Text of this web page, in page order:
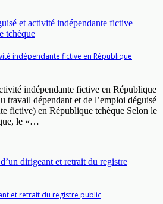
indépendante fictive en République
indépendante fictive en République
dépendant et de l’emploi déguisé
fictive) en République tchèque Selon le
le «…
et retrait du registre public